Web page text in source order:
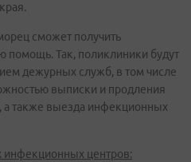
сможет получить
Так, поликлиники будут
дежурных служб, в том числе
выписки и продления
а также выезда инфекционных
центров: